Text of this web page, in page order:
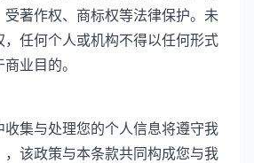
著作权、商标权等法律保护。未
任何个人或机构不得以任何形式
业目的。
集与处理您的个人信息将遵守我
该政策与本条款共同构成您与我